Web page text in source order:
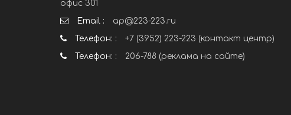
офис 301
Email :
ap@223-223.ru
Телефон: :
+7 (3952) 223-223 (контакт центр)
Телефон: :
206-788 (реклама на сайте)